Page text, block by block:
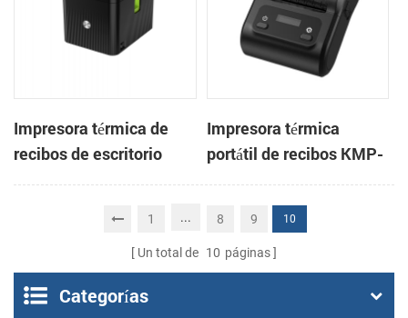
Impresora térmica de
recibos de escritorio
CSN-806 de 80 mm para
Impresora térmica
portátil de recibos KMP-
200 de 58 mm con
Bluetooth y Android
1 ... 8 9 10
Un total de 10 páginas
Categorías